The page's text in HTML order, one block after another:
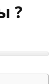
?